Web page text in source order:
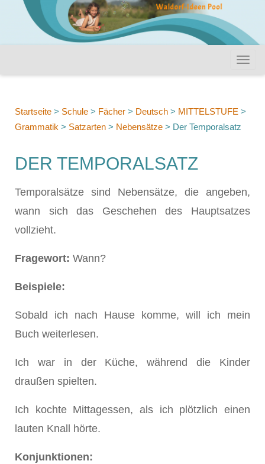
Startseite > Schule > Fächer > Deutsch > MITTELSTUFE >
Grammatik > Satzarten > Nebensätze > Der Temporalsatz
DER TEMPORALSATZ
Temporalsätze sind Nebensätze, die angeben,
wann sich das Geschehen des Hauptsatzes
vollzieht.
Fragewort: Wann?
Beispiele:
Sobald ich nach Hause komme, will ich mein
Buch weiterlesen.
Ich war in der Küche, während die Kinder
draußen spielten.
Ich kochte Mittagessen, als ich plötzlich einen
lauten Knall hörte.
Konjunktionen: